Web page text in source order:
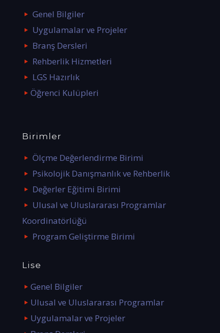
Genel Bilgiler
Uygulamalar ve Projeler
Branş Dersleri
Rehberlik Hizmetleri
LGS Hazırlık
Öğrenci Kulüpleri
Birimler
Ölçme Değerlendirme Birimi
Psikolojik Danışmanlık ve Rehberlik
Değerler Eğitimi Birimi
Ulusal ve Uluslararası Programlar
Koordinatörlüğü
Program Geliştirme Birimi
Lise
Genel Bilgiler
Ulusal ve Uluslararası Programlar
Uygulamalar ve Projeler